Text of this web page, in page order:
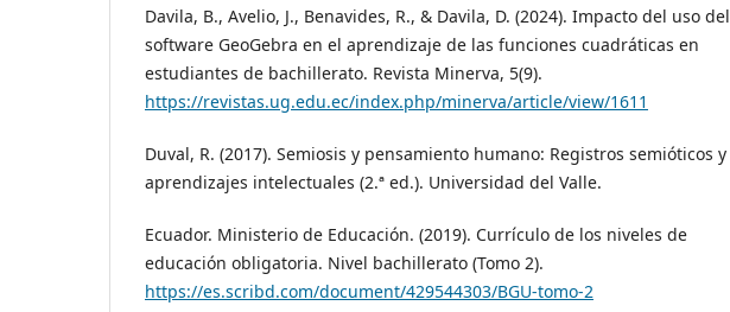
Davila, B., Avelio, J., Benavides, R., & Davila, D. (2024). Impacto del uso del
software GeoGebra en el aprendizaje de las funciones cuadráticas en
estudiantes de bachillerato. Revista Minerva, 5(9).
https://revistas.ug.edu.ec/index.php/minerva/article/view/1611
Duval, R. (2017). Semiosis y pensamiento humano: Registros semióticos y
aprendizajes intelectuales (2.ª ed.). Universidad del Valle.
Ecuador. Ministerio de Educación. (2019). Currículo de los niveles de
educación obligatoria. Nivel bachillerato (Tomo 2).
https://es.scribd.com/document/429544303/BGU-tomo-2